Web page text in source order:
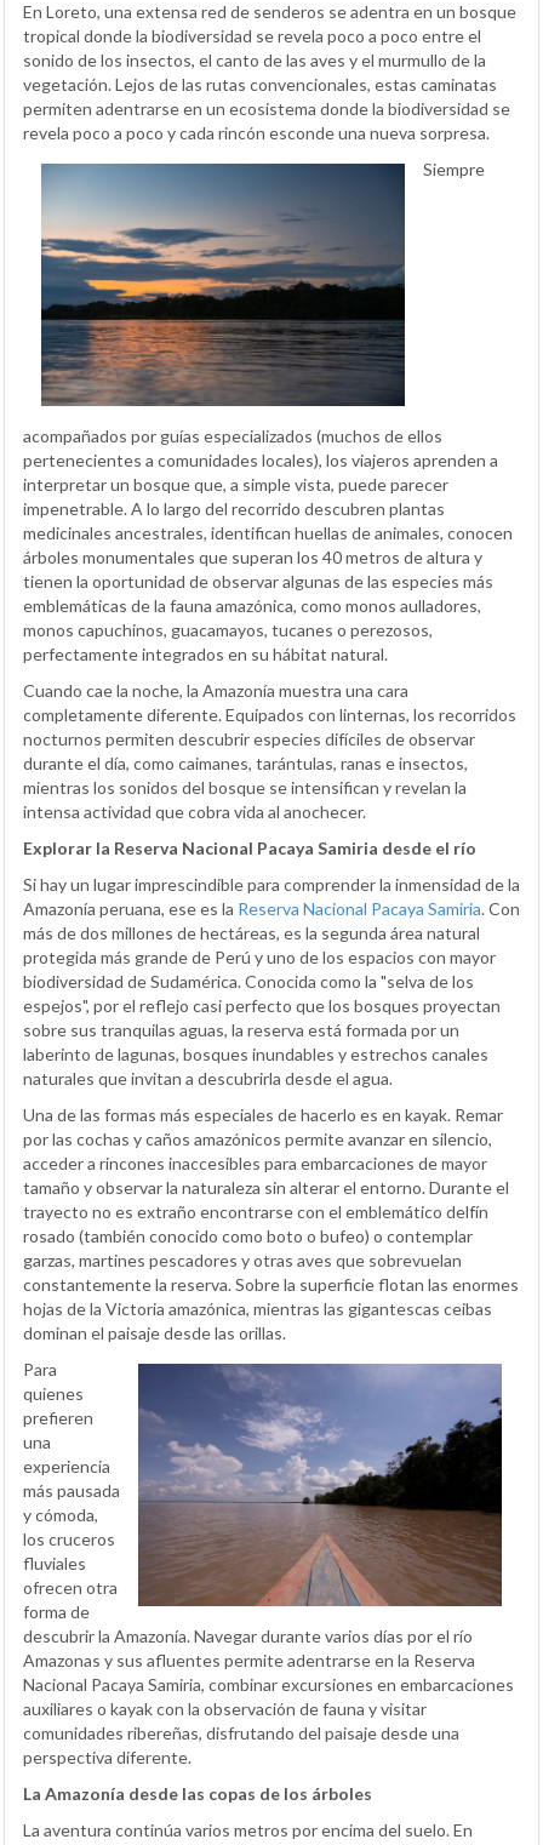
En Loreto, una extensa red de senderos se adentra en un bosque
tropical donde la biodiversidad se revela poco a poco entre el
sonido de los insectos, el canto de las aves y el murmullo de la
vegetación. Lejos de las rutas convencionales, estas caminatas
permiten adentrarse en un ecosistema donde la biodiversidad se
revela poco a poco y cada rincón esconde una nueva sorpresa.
Siempre
acompañados por guías especializados (muchos de ellos
pertenecientes a comunidades locales), los viajeros aprenden a
interpretar un bosque que, a simple vista, puede parecer
impenetrable. A lo largo del recorrido descubren plantas
medicinales ancestrales, identifican huellas de animales, conocen
árboles monumentales que superan los 40 metros de altura y
tienen la oportunidad de observar algunas de las especies más
emblemáticas de la fauna amazónica, como monos aulladores,
monos capuchinos, guacamayos, tucanes o perezosos,
perfectamente integrados en su hábitat natural.
Cuando cae la noche, la Amazonía muestra una cara
completamente diferente. Equipados con linternas, los recorridos
nocturnos permiten descubrir especies difíciles de observar
durante el día, como caimanes, tarántulas, ranas e insectos,
mientras los sonidos del bosque se intensifican y revelan la
intensa actividad que cobra vida al anochecer.
Explorar la Reserva Nacional Pacaya Samiria desde el río
Si hay un lugar imprescindible para comprender la inmensidad de la
Amazonía peruana, ese es la Reserva Nacional Pacaya Samiria. Con
más de dos millones de hectáreas, es la segunda área natural
protegida más grande de Perú y uno de los espacios con mayor
biodiversidad de Sudamérica. Conocida como la "selva de los
espejos", por el reflejo casi perfecto que los bosques proyectan
sobre sus tranquilas aguas, la reserva está formada por un
laberinto de lagunas, bosques inundables y estrechos canales
naturales que invitan a descubrirla desde el agua.
Una de las formas más especiales de hacerlo es en kayak. Remar
por las cochas y caños amazónicos permite avanzar en silencio,
acceder a rincones inaccesibles para embarcaciones de mayor
tamaño y observar la naturaleza sin alterar el entorno. Durante el
trayecto no es extraño encontrarse con el emblemático delfín
rosado (también conocido como boto o bufeo) o contemplar
garzas, martines pescadores y otras aves que sobrevuelan
constantemente la reserva. Sobre la superficie flotan las enormes
hojas de la Victoria amazónica, mientras las gigantescas ceibas
dominan el paisaje desde las orillas.
Para
quienes
prefieren
una
experiencia
más pausada
y cómoda,
los cruceros
fluviales
ofrecen otra
forma de
descubrir la Amazonía. Navegar durante varios días por el río
Amazonas y sus afluentes permite adentrarse en la Reserva
Nacional Pacaya Samiria, combinar excursiones en embarcaciones
auxiliares o kayak con la observación de fauna y visitar
comunidades ribereñas, disfrutando del paisaje desde una
perspectiva diferente.
La Amazonía desde las copas de los árboles
La aventura continúa varios metros por encima del suelo. En